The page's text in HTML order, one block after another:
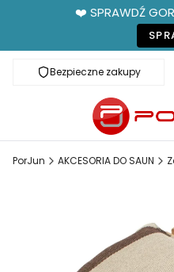
❤️ SPRAWDŹ
Bezpieczne zakupy
PorJun AKCESORIA DO SAUN